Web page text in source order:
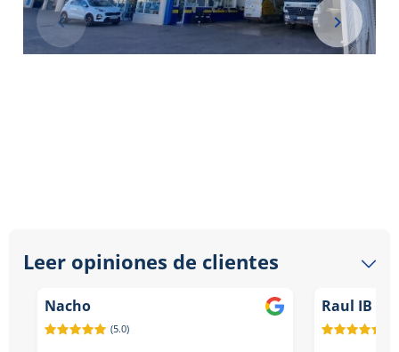
of
Leer opiniones de clientes
Nacho
(5.0)
Raul IB